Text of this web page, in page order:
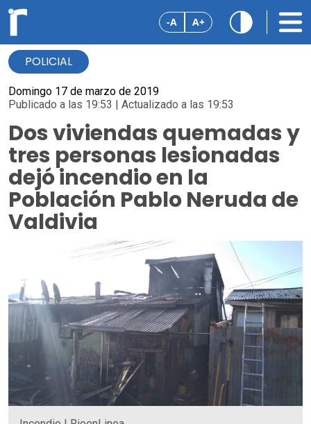
-A A+
POLICIAL
Domingo 17 de marzo de 2019
Publicado a las 19:53 | Actualizado a las 19:53
Dos viviendas quemadas y
tres personas lesionadas
dejó incendio en la
Población Pablo Neruda de
Valdivia